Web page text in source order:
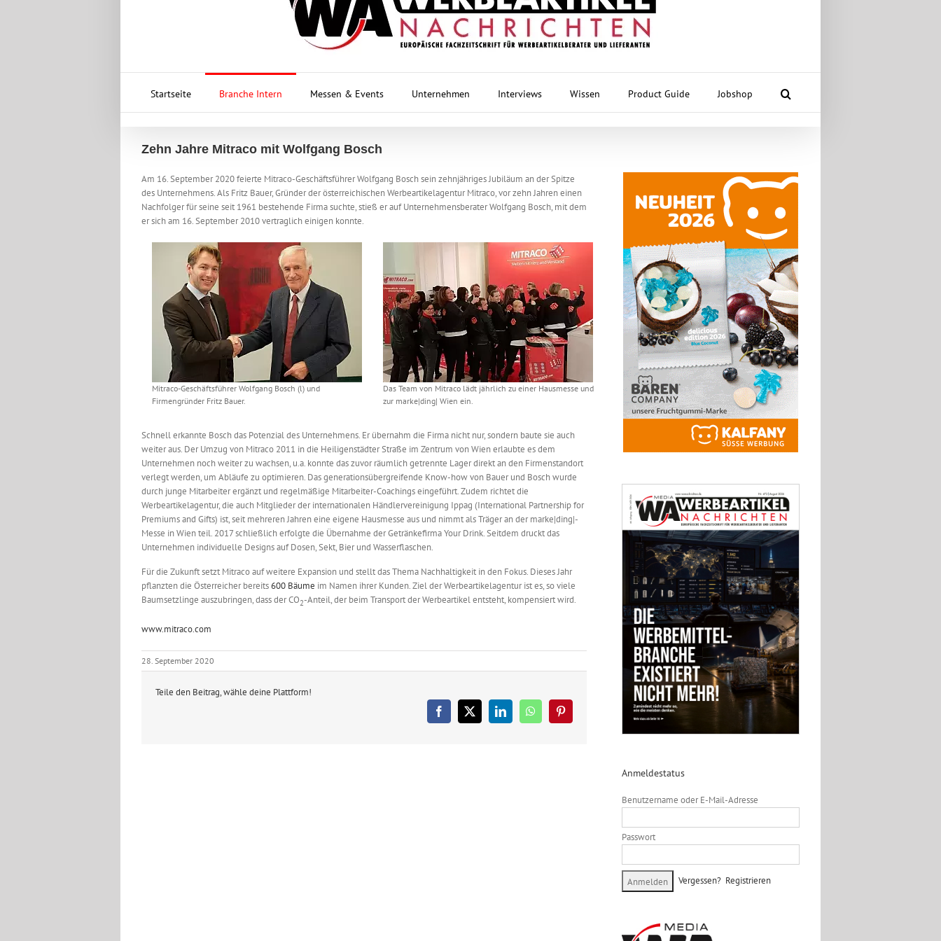
Startseite Branche Intern Messen & Events Unternehmen Interviews Wissen Product Guide Jobshop
Zehn Jahre Mitraco mit Wolfgang Bosch
Am 16. September 2020 feierte Mitraco-Geschäftsführer Wolfgang Bosch sein zehnjähriges Jubiläum an der Spitze
des Unternehmens. Als Fritz Bauer, Gründer der österreichischen Werbeartikelagentur Mitraco, vor zehn Jahren einen
Nachfolger für seine seit 1961 bestehende Firma suchte, stieß er auf Unternehmensberater Wolfgang Bosch, mit dem
er sich am 16. September 2010 vertraglich einigen konnte.
Mitraco-Geschäftsführer Wolfgang Bosch (l) und
Firmengründer Fritz Bauer.
Das Team von Mitraco lädt jährlich zu einer Hausmesse und
zur marke|ding| Wien ein.
Schnell erkannte Bosch das Potenzial des Unternehmens. Er übernahm die Firma nicht nur, sondern baute sie auch
weiter aus. Der Umzug von Mitraco 2011 in die Heiligenstädter Straße im Zentrum von Wien erlaubte es dem
Unternehmen noch weiter zu wachsen, u.a. konnte das zuvor räumlich getrennte Lager direkt an den Firmenstandort
verlegt werden, um Abläufe zu optimieren. Das generationsübergreifende Know-how von Bauer und Bosch wurde
durch junge Mitarbeiter ergänzt und regelmäßige Mitarbeiter-Coachings eingeführt. Zudem richtet die
Werbeartikelagentur, die auch Mitglieder der internationalen Händlervereinigung Ippag (International Partnership for
Premiums and Gifts) ist, seit mehreren Jahren eine eigene Hausmesse aus und nimmt als Träger an der marke|ding|-
Messe in Wien teil. 2017 schließlich erfolgte die Übernahme der Getränkefirma Your Drink. Seitdem druckt das
Unternehmen individuelle Designs auf Dosen, Sekt, Bier und Wasserflaschen.
Für die Zukunft setzt Mitraco auf weitere Expansion und stellt das Thema Nachhaltigkeit in den Fokus. Dieses Jahr
pflanzten die Österreicher bereits600 Bäume im Namen ihrer Kunden. Ziel der Werbeartikelagentur ist es, so viele
Baumsetzlinge auszubringen, dass der CO2-Anteil, der beim Transport der Werbeartikel entsteht, kompensiert wird.
www.mitraco.com
28. September 2020
Teile den Beitrag, wähle deine Plattform!
Facebook
X LinkedInWhatsAppPinterest
Anmeldestatus
Benutzername oder E-Mail-Adresse
Passwort
Vergessen? Registrieren